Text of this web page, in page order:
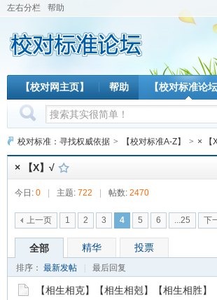
左右分栏 帮助
【校对网主页】 帮助 【校对标准论坛
校对标准：寻找权威依据 > 【校对标准A-Z】 > × 【
× 【X】√
今日: 0 主题: 722 帖数: 2470
上一页 1 2 3 4 5 6 ...25 下
全部 精华 投票
排序： 最新发帖 最后回复
【相生相克】【相生相剋】【相生相胜】